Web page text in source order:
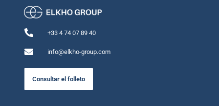
+33 4 74 07 89 40
info@elkho-group.com
Consultar el folleto